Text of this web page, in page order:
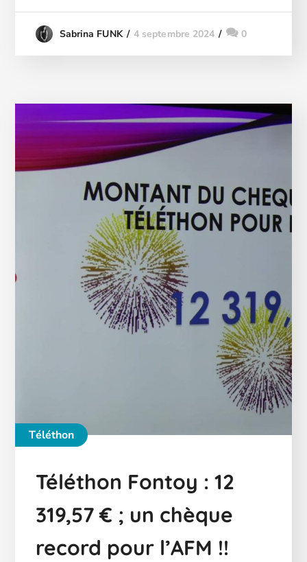
Sabrina FUNK 4 septembre 2024 0
Téléthon
Téléthon Fontoy : 12
319,57 € ; un chèque
record pour l’AFM !!